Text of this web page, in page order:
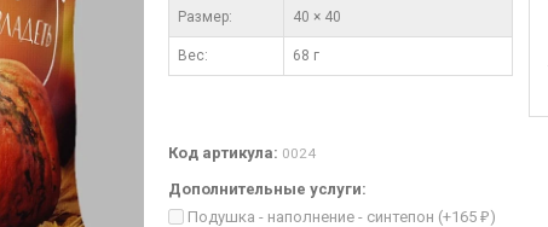
Размер: 40 × 40
Вес: 68 г
Код артикула: 0024
Дополнительные услуги:
Подушка - наполнение - синтепон (+165 ₽ )